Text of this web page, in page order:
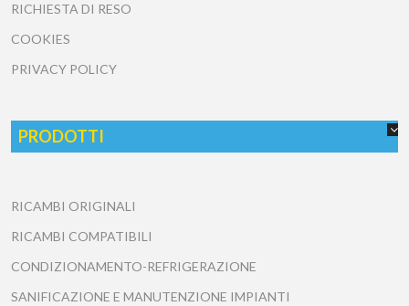
RICHIESTA DI RESO
COOKIES
PRIVACY POLICY
PRODOTTI
RICAMBI ORIGINALI
RICAMBI COMPATIBILI
CONDIZIONAMENTO-REFRIGERAZIONE
SANIFICAZIONE E MANUTENZIONE IMPIANTI